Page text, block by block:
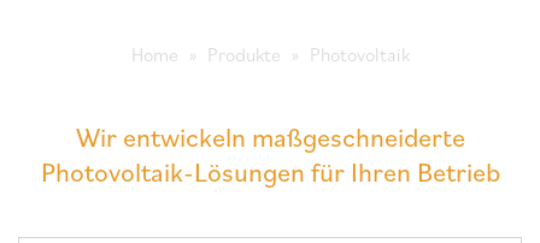
Home Produkte Photovoltaik
Wir entwickeln maßgeschneiderte
Photovoltaik-Lösungen für Ihren Betrieb